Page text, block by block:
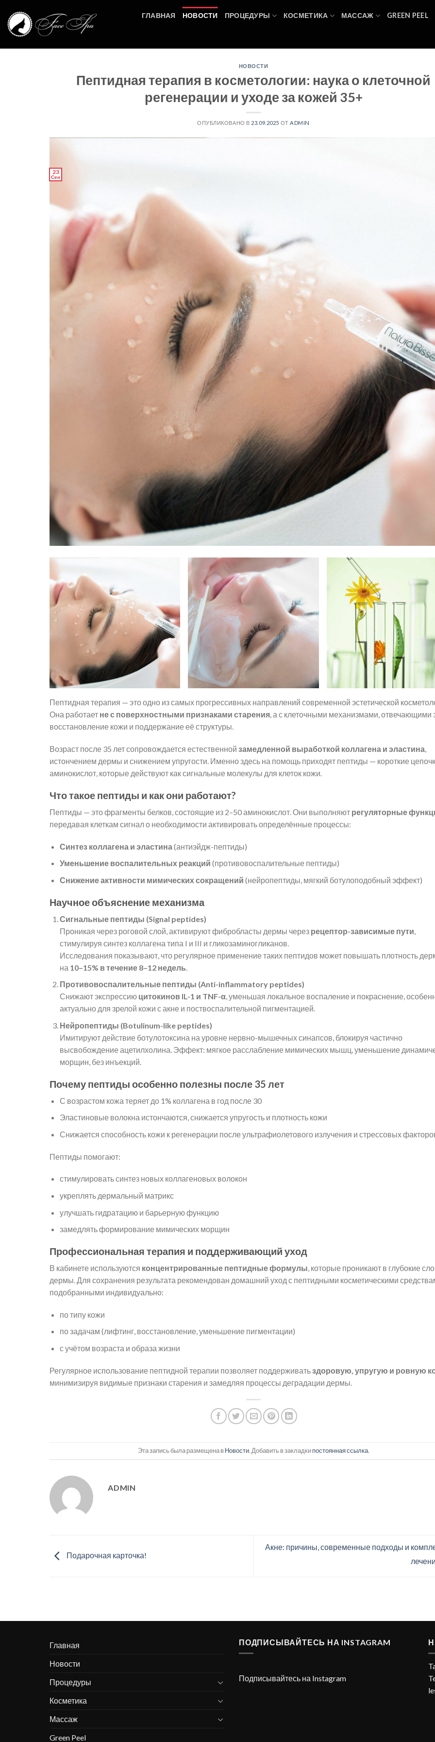
content
ГЛАВНАЯ НОВОСТИ ПРОЦЕДУРЫ КОСМЕТИКА МАССАЖ GREEN PEEL
НОВОСТИ
Пептидная терапия в косметологии: наука о клеточной
регенерации и уходе за кожей 35+
ОПУБЛИКОВАНО В 23.09.2025 ОТADMIN
23
Сен
Пептидная терапия — это одно из самых прогрессивных направлений современной эстетической
Она работает не с поверхностными признаками старения, а с клеточными механизмами, отвечающими
восстановление кожи и поддержание её структуры.
Возраст после 35 лет сопровождается естественной замедленной выработкой коллагена и эластина,
истончением дермы и снижением упругости. Именно здесь на помощь приходят пептиды — короткие
аминокислот, которые действуют как сигнальные молекулы для клеток кожи.
Что такое пептиды и как они работают?
Пептиды — это фрагменты белков, состоящие из 2–50 аминокислот. Они выполняют регуляторные
передавая клеткам сигнал о необходимости активировать определённые процессы:
Синтез коллагена и эластина (антиэйдж-пептиды)
Уменьшение воспалительных реакций (противовоспалительные пептиды)
Снижение активности мимических сокращений (нейропептиды, мягкий ботулоподобный эффект)
Научное объяснение механизма
Сигнальные пептиды (Signal peptides)
Проникая через роговой слой, активируют фибробласты дермы через рецептор-зависимые пути
стимулируя синтез коллагена типа I и III и гликозаминогликанов.
Исследования показывают, что регулярное применение таких пептидов может повышать плотность
на 10–15% в течение 8–12 недель
Противовоспалительные пептиды (Anti-inflammatory peptides)
Снижают экспрессию цитокинов IL-1 и TNF-α, уменьшая локальное воспаление и покраснение,
актуально для зрелой кожи с акне и поствоспалительной пигментацией.
Нейропептиды (Botulinum-like peptides)
Имитируют действие ботулотоксина на уровне нервно-мышечных синапсов, блокируя частично
высвобождение ацетилхолина. Эффект: мягкое расслабление мимических мышц, уменьшение
морщин, без инъекций.
Почему пептиды особенно полезны после 35 лет
С возрастом кожа теряет до 1% коллагена в год после 30
Эластиновые волокна истончаются, снижается упругость и плотность кожи
Снижается способность кожи к регенерации после ультрафиолетового излучения и стрессовых
Пептиды помогают:
стимулировать синтез новых коллагеновых волокон
укреплять дермальный матрикс
улучшать гидратацию и барьерную функцию
замедлять формирование мимических морщин
Профессиональная терапия и поддерживающий уход
В кабинете используются концентрированные пептидные формулы, которые проникают в глубокие
дермы. Для сохранения результата рекомендован домашний уход с пептидными косметическими
подобранными индивидуально:
по типу кожи
по задачам (лифтинг, восстановление, уменьшение пигментации)
с учётом возраста и образа жизни
Регулярное использование пептидной терапии позволяет поддерживатьздоровую, упругую и ровную
минимизируя видимые признаки старения и замедляя процессы деградации дермы.
Эта запись была размещена вНовости. Добавить в закладкипостоянная ссылка.
ADMIN
Подарочная карточка!
Акне: причины, современные подходы и
Главная
Новости
Процедуры
Косметика
Массаж
Green Peel
ПОДПИСЫВАЙТЕСЬ НА INSTAGRAM
Подписывайтесь на Instagram